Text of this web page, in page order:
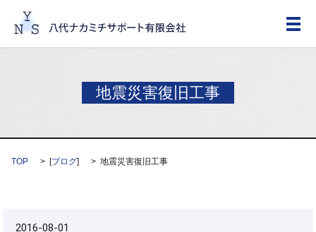
メ
地震災害復旧工事
TOP [ブログ] 地震災害復旧工事
2016-08-01